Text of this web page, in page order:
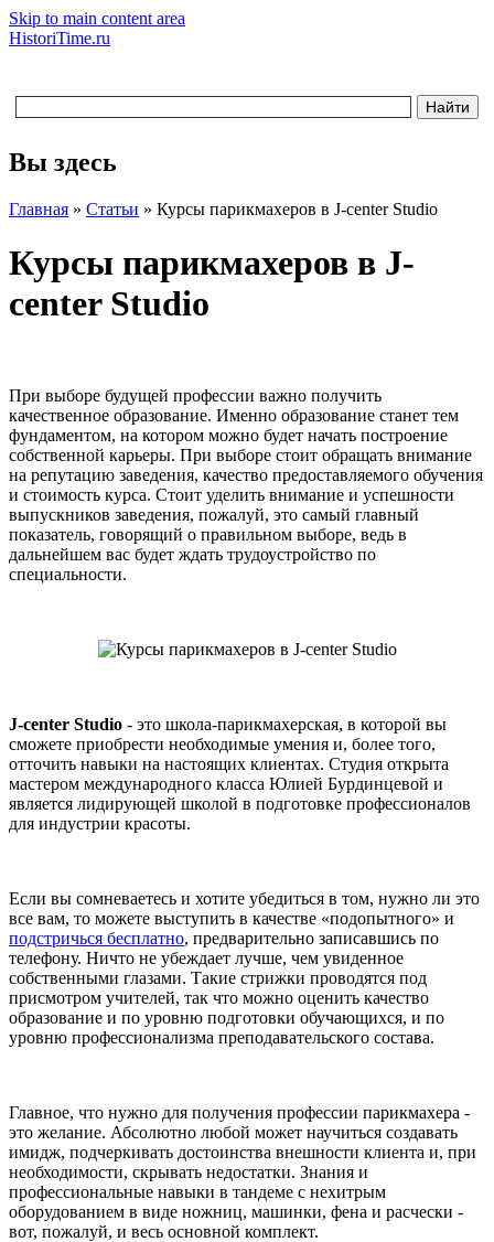
Skip to main content area
HistoriTime.ru
Вы здесь
Главная » Статьи » Курсы парикмахеров в J-center Studio
Курсы парикмахеров в J-
center Studio
При выборе будущей профессии важно получить
качественное образование. Именно образование станет тем
фундаментом, на котором можно будет начать построение
собственной карьеры. При выборе стоит обращать внимание
на репутацию заведения, качество предоставляемого обучения
и стоимость курса. Стоит уделить внимание и успешности
выпускников заведения, пожалуй, это самый главный
показатель, говорящий о правильном выборе, ведь в
дальнейшем вас будет ждать трудоустройство по
специальности.
J-center Studio - это школа-парикмахерская, в которой вы
сможете приобрести необходимые умения и, более того,
отточить навыки на настоящих клиентах. Студия открыта
мастером международного класса Юлией Бурдинцевой и
является лидирующей школой в подготовке профессионалов
для индустрии красоты.
Если вы сомневаетесь и хотите убедиться в том, нужно ли это
все вам, то можете выступить в качестве «подопытного» и
подстричься бесплатно, предварительно записавшись по
телефону. Ничто не убеждает лучше, чем увиденное
собственными глазами. Такие стрижки проводятся под
присмотром учителей, так что можно оценить качество
образование и по уровню подготовки обучающихся, и по
уровню профессионализма преподавательского состава.
Главное, что нужно для получения профессии парикмахера -
это желание. Абсолютно любой может научиться создавать
имидж, подчеркивать достоинства внешности клиента и, при
необходимости, скрывать недостатки. Знания и
профессиональные навыки в тандеме с нехитрым
оборудованием в виде ножниц, машинки, фена и расчески -
вот, пожалуй, и весь основной комплект.